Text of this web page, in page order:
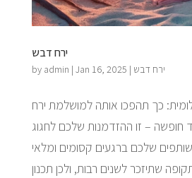
ירח דבש
by admin | Jan 16, 2025 | ירח דבש
כך תהפכו אותה למושלמת ירח
חופשה – זו ההזדמנות שלכם לחגוג
שלכם ברגעים קסומים ומלאי
שתיזכר לשנים רבות, ולכן תכנון